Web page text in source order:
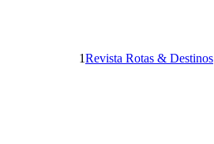
1Revista Rotas & Destinos